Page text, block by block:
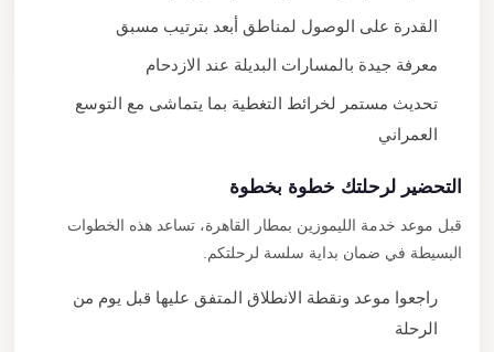
القدرة على الوصول لمناطق أبعد بترتيب مسبق
معرفة جيدة بالمسارات البديلة عند الازدحام
تحديث مستمر لخرائط التغطية بما يتماشى مع التوسع
العمراني
التحضير لرحلتك خطوة بخطوة
قبل موعد خدمة الليموزين بمطار القاهرة، تساعد هذه الخطوات
البسيطة في ضمان بداية سلسة لرحلتكم.
راجعوا موعد ونقطة الانطلاق المتفق عليها قبل يوم من
الرحلة